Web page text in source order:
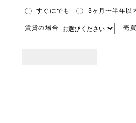
すぐにでも 3ヶ月〜半年以
賃貸の場合 売買